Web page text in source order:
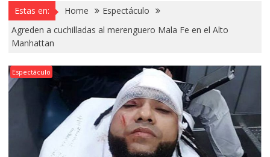
Estas en: Home
Espectáculo
Agreden a cuchilladas al merenguero Mala Fe en el Alto
Manhattan
Espectáculo